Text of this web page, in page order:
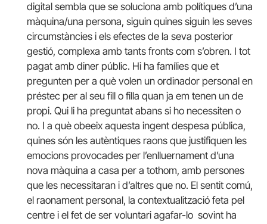
digital sembla que se soluciona amb polítiques d’una
màquina/una persona, siguin quines siguin les seves
circumstàncies i els efectes de la seva posterior
gestió, complexa amb tants fronts com s’obren. I tot
pagat amb diner públic. Hi ha famílies que et
pregunten per a què volen un ordinador personal en
préstec per al seu fill o filla quan ja em tenen un de
propi. Qui li ha preguntat abans si ho necessiten o
no. I a què obeeix aquesta ingent despesa pública,
quines són les autèntiques raons que justifiquen les
emocions provocades per l’enlluernament d’una
nova màquina a casa per a tothom, amb persones
que les necessitaran i d’altres que no. El sentit comú,
el raonament personal, la contextualització feta pel
centre i el fet de ser voluntari agafar-lo sovint ha